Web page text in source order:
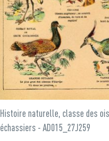
Histoire naturelle, classe des
échassiers - AD015_27J259